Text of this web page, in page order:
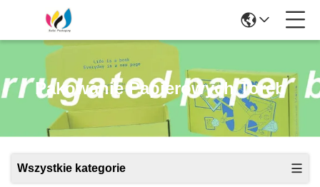
Pakowanie Papierowych Toreb
Wszystkie kategorie